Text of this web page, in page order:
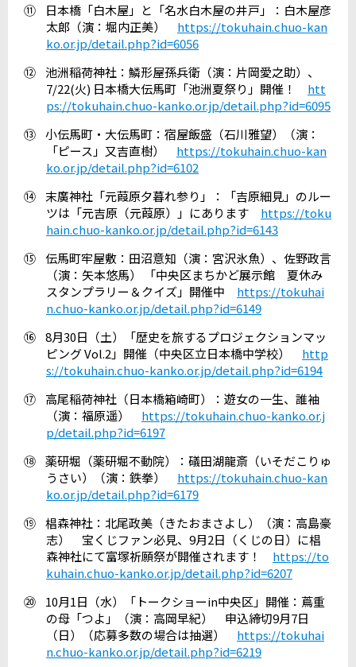
⑪
日本橋「白木屋」と「名水白木屋の井戸」：白木屋彦
太郎（演：堀内正美） https://tokuhain.chuo-kan
ko.or.jp/detail.php?id=6056
⑫ 池洲稲荷神社：鱗形屋孫兵衛（演：片岡愛之助）、
7/22(火) 日本橋大伝馬町「池洲夏祭り」開催！ htt
ps://tokuhain.chuo-kanko.or.jp/detail.php?id=6095
⑬ 小伝馬町・大伝馬町：宿屋飯盛（石川雅望）（演：
「ピース」又吉直樹） https://tokuhain.chuo-kan
ko.or.jp/detail.php?id=6102
⑭
末廣神社「元葭原夕暮れ参り」：「吉原細見」のルー
ツは「元吉原（元葭原）」にあります https://toku
hain.chuo-kanko.or.jp/detail.php?id=6143
⑮ 伝馬町牢屋敷：田沼意知（演：宮沢氷魚）、佐野政言
（演：矢本悠馬） 「中央区まちかど展示館 夏休み
スタンプラリー＆クイズ」開催中 https://tokuhai
n.chuo-kanko.or.jp/detail.php?id=6149
⑯ 8月30日（土）「歴史を旅するプロジェクションマッ
ピングVol.2」開催（中央区立日本橋中学校） http
s://tokuhain.chuo-kanko.or.jp/detail.php?id=6194
⑰
高尾稲荷神社（日本橋箱崎町）：遊女の一生、誰袖
（演：福原遥） https://tokuhain.chuo-kanko.or.j
p/detail.php?id=6197
⑱ 薬研堀（薬研堀不動院）：礒田湖龍斎（いそだこりゅ
うさい）（演：鉄拳） https://tokuhain.chuo-kan
ko.or.jp/detail.php?id=6179
⑲ 椙森神社：北尾政美（きたおまさよし）（演：高島豪
志） 宝くじファン必見、 9月2日（くじの日）に椙
森神社にて富塚祈願祭が開催されます！ https://to
kuhain.chuo-kanko.or.jp/detail.php?id=6207
⑳
10月1日（水）「トークショーin中央区」開催：蔦重
の母「つよ」（演：高岡早紀） 申込締切9月7日
（日）（応募多数の場合は抽選） https://tokuhai
n.chuo-kanko.or.jp/detail.php?id=6219